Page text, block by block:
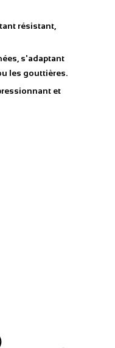
résistant,
s'adaptant
les gouttières.
et